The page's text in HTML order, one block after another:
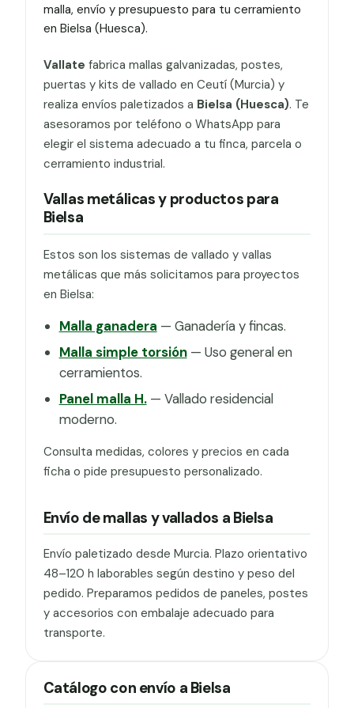
malla, envío y presupuesto para tu cerramiento
en Bielsa (Huesca).
Vallate fabrica mallas galvanizadas, postes,
puertas y kits de vallado en Ceutí (Murcia) y
realiza envíos paletizados a Bielsa (Huesca). Te
asesoramos por teléfono o WhatsApp para
elegir el sistema adecuado a tu finca, parcela o
cerramiento industrial.
Vallas metálicas y productos para
Bielsa
Estos son los sistemas de vallado y vallas
metálicas que más solicitamos para proyectos
en Bielsa:
Malla ganadera — Ganadería y fincas.
Malla simple torsión— Uso general en
cerramientos.
Panel malla H.— Vallado residencial
moderno.
Consulta medidas, colores y precios en cada
ficha o pide presupuesto personalizado.
Envío de mallas y vallados a Bielsa
Envío paletizado desde Murcia. Plazo orientativo
48–120 h laborables según destino y peso del
pedido. Preparamos pedidos de paneles, postes
y accesorios con embalaje adecuado para
transporte.
Catálogo con envío a Bielsa